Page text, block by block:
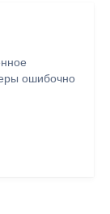
ошибочно